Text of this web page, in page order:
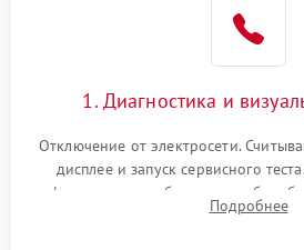
1500 ₽
Зависает программа 1500 ₽
Ошибка на дисплее 1290 ₽
1. Диагностика и
Отключение от электросети.
дисплее и запуск сервисного
фильтра, теплообменника и
неисправностях (не сушит, не крутит
Подробнее